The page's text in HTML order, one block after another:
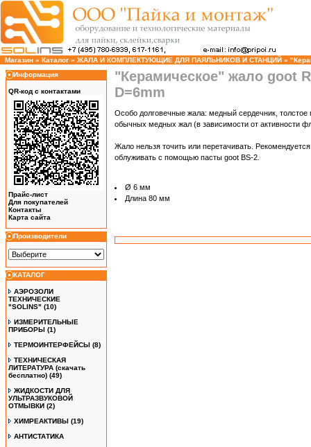
Магазин » Каталог » ЖАЛА И КОМПЛЕКТУЮЩИЕ ДЛЯ ПАЯЛЬНИКОВ И СТАНЦИЙ »
Информация
QR-код с контактами
Прайс-лист
Для покупателей
Контакты
Карта сайта
Производители
КАТАЛОГ
АЭРОЗОЛИ
ТЕХНИЧЕСКИЕ
"SOLINS" (10)
ИЗМЕРИТЕЛЬНЫЕ
ПРИБОРЫ (1)
ТЕРМОИНТЕРФЕЙСЫ (8)
ТЕХНИЧЕСКАЯ
ЛИТЕРАТУРА (скачать
бесплатно) (49)
ЖИДКОСТИ ДЛЯ
УЛЬТРАЗВУКОВОЙ
ОТМЫВКИ (2)
ХИМРЕАКТИВЫ (19)
АНТИСТАТИКА
"Керамическое" жало goot
D=6mm
Особо долговечные жала: медный сердечник,
обычных медных жал (в зависимости от активности
Жало нельзя точить или перетачивать.
облуживать с помощью пасты goot BS-2.
Ø 6 мм
Длина 80 мм